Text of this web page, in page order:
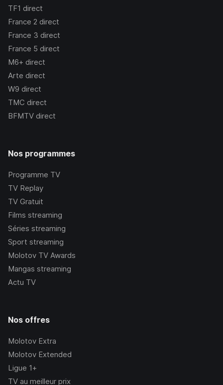
TF1 direct
France 2 direct
France 3 direct
France 5 direct
M6+ direct
Arte direct
W9 direct
TMC direct
BFMTV direct
Nos programmes
Programme TV
TV Replay
TV Gratuit
Films streaming
Séries streaming
Sport streaming
Molotov TV Awards
Mangas streaming
Actu TV
Nos offres
Molotov Extra
Molotov Extended
Ligue 1+
TV au meilleur prix